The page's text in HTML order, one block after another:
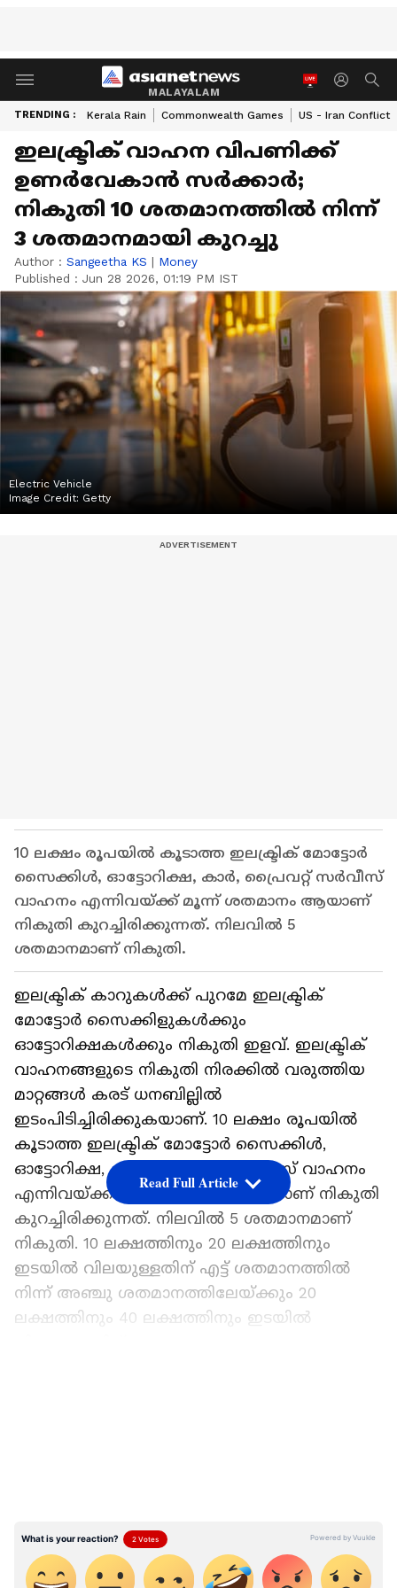
MALAYALAM
TRENDING : Kerala Rain Commonwealth Games US - Iran Conflict
ഇലക്ട്രിക് വാഹന വിപണിക്ക്
ഉണർവേകാൻ സർക്കാർ;
നികുതി 10 ശതമാനത്തിൽ നിന്ന്
3 ശതമാനമായി കുറച്ചു
Author : Sangeetha KS | Money
Published : Jun 28 2026, 01:19 PM IST
Electric Vehicle
Image Credit: Getty
10 ലക്ഷം രൂപയില്‍ കൂടാത്ത ഇലക്ട്രിക് മോട്ടോര്‍
സൈക്കിള്‍, ഓട്ടോറിക്ഷ, കാര്‍, പ്രൈവറ്റ് സര്‍വീസ്
വാഹനം എന്നിവയ്ക്ക് മൂന്ന് ശതമാനം ആയാണ്
നികുതി കുറച്ചിരിക്കുന്നത്. നിലവില്‍ 5
ശതമാനമാണ് നികുതി.
ഇലക്ട്രിക് കാറുകള്‍ക്ക് പുറമേ ഇലക്ട്രിക്
മോട്ടോര്‍ സൈക്കിളുകള്‍ക്കും
ഓട്ടോറിക്ഷകള്‍ക്കും നികുതി ഇളവ്. ഇലക്ട്രിക്
വാഹനങ്ങളുടെ നികുതി നിരക്കില്‍ വരുത്തിയ
മാറ്റങ്ങൾ കരട് ധനബില്ലില്‍
ഇടംപിടിച്ചിരിക്കുകയാണ്. 10 ലക്ഷം രൂപയില്‍
കൂടാത്ത ഇലക്ട്രിക് മോട്ടോര്‍ സൈക്കിള്‍,
ഓട്ടോറിക്ഷ, കാര്‍, പ്രൈവറ്റ് സര്‍വീസ് വാഹനം
എന്നിവയ്ക്ക് മൂന്ന് ശതമാനം ആയാണ് നികുതി
കുറച്ചിരിക്കുന്നത്. നിലവില്‍ 5 ശതമാനമാണ്
നികുതി. 10 ലക്ഷത്തിനും 20 ലക്ഷത്തിനും
ഇടയില്‍ വിലയുള്ളതിന് എട്ട് ശതമാനത്തിൽ
നിന്ന് അഞ്ചു ശതമാനത്തിലേയ്ക്കും 20
ലക്ഷത്തിനും 40 ലക്ഷത്തിനും ഇടയില്‍
അതേസമയം, ഉയർന്ന വിലയുള്ള ആഡംബര
ഇലക്ട്രിക് വാഹനങ്ങളുടെ നികുതി സർക്കാർ
Read Full Article